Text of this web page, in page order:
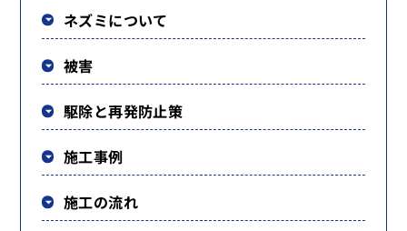
ネズミについて
被害
駆除と再発防止策
施工事例
施工の流れ